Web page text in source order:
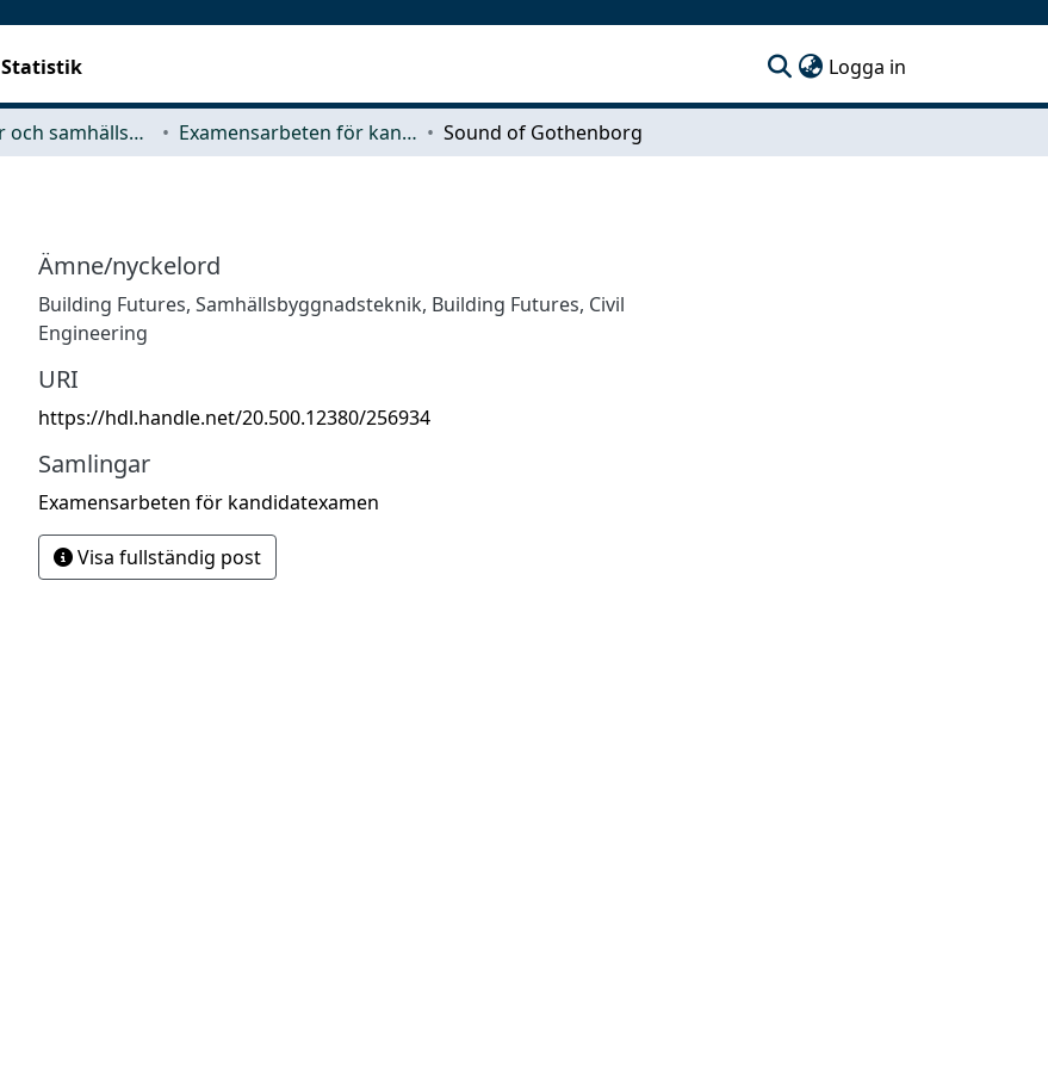
Statistik Logga in
Arkitektur och samhällsbyggnadsteknik (ACE) Examensarbeten för kandidatexamen Sound of Gothenborg
Ämne/nyckelord
Building Futures, Samhällsbyggnadsteknik, Building Futures, Civil
Engineering
URI
https://hdl.handle.net/20.500.12380/256934
Samlingar
Examensarbeten för kandidatexamen
Visa fullständig post